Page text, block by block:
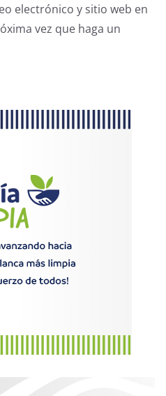
electrónico y sitio web en
vez que haga un